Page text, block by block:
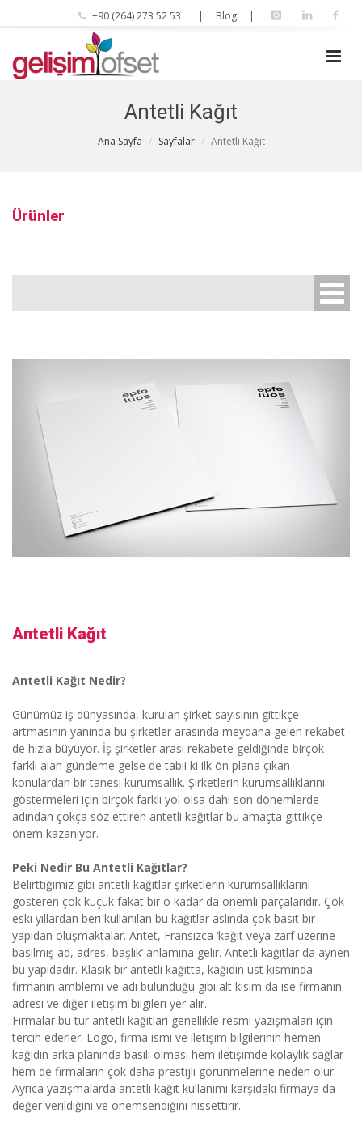
+90 (264) 273 52 53 | Blog |
Antetli Kağıt
Ana Sayfa Sayfalar Antetli Kağıt
Ürünler
Antetli Kağıt
Antetli Kağıt Nedir?
Günümüz iş dünyasında, kurulan şirket sayısının gittikçe
artmasının yanında bu şirketler arasında meydana gelen rekabet
de hızla büyüyor. İş şirketler arası rekabete geldiğinde birçok
farklı alan gündeme gelse de tabii ki ilk ön plana çıkan
konulardan bir tanesi kurumsallık. Şirketlerin kurumsallıklarını
göstermeleri için birçok farklı yol olsa dahi son dönemlerde
adından çokça söz ettiren antetli kağıtlar bu amaçta gittikçe
önem kazanıyor.
Peki Nedir Bu Antetli Kağıtlar?
Belirttiğimiz gibi antetli kağıtlar şirketlerin kurumsallıklarını
gösteren çok küçük fakat bir o kadar da önemli parçalarıdır. Çok
eski yıllardan beri kullanılan bu kağıtlar aslında çok basit bir
yapıdan oluşmaktalar. Antet, Fransızca ‘kağıt veya zarf üzerine
basılmış ad, adres, başlık’ anlamına gelir. Antetli kağıtlar da aynen
bu yapıdadır. Klasik bir antetli kağıtta, kağıdın üst kısmında
firmanın amblemi ve adı bulunduğu gibi alt kısım da ise firmanın
adresi ve diğer iletişim bilgileri yer alır.
Firmalar bu tür antetli kağıtları genellikle resmi yazışmaları için
tercih ederler. Logo, firma ismi ve iletişim bilgilerinin hemen
kağıdın arka planında basılı olması hem iletişimde kolaylık sağlar
hem de firmaların çok daha prestijli görünmelerine neden olur.
Ayrıca yazışmalarda antetli kağıt kullanımı karşıdaki firmaya da
değer verildiğini ve önemsendiğini hissettirir.